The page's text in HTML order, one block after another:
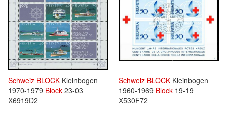
Schweiz BLOCK Kleinbogen
1970-1979 Block 23-03
X6919D2
Schweiz BLOCK Kleinbogen
1960-1969 Block 19-19
X530F72